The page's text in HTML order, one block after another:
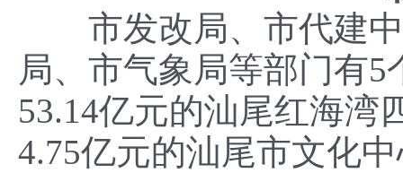
市发改局、市代建中
局、市气象局等部门有
53.14亿元的汕尾红海湾
4.75亿元的汕尾市文化